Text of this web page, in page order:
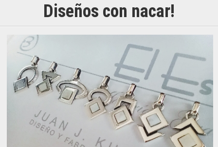
Diseños con nacar!